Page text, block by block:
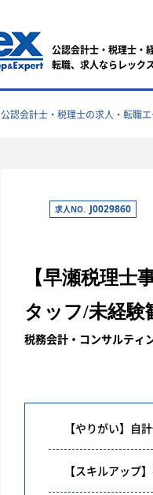
公認会計士・税理士・
転職、求人ならレック
公認会計士・税理士の求人・転職
求人NO. J0029860
【早瀬税理
タッフ/未経験
税務会計・コンサルティ
【やりがい】自
【スキルアップ